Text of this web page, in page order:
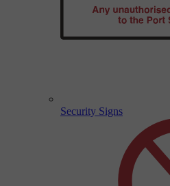
Security Signs